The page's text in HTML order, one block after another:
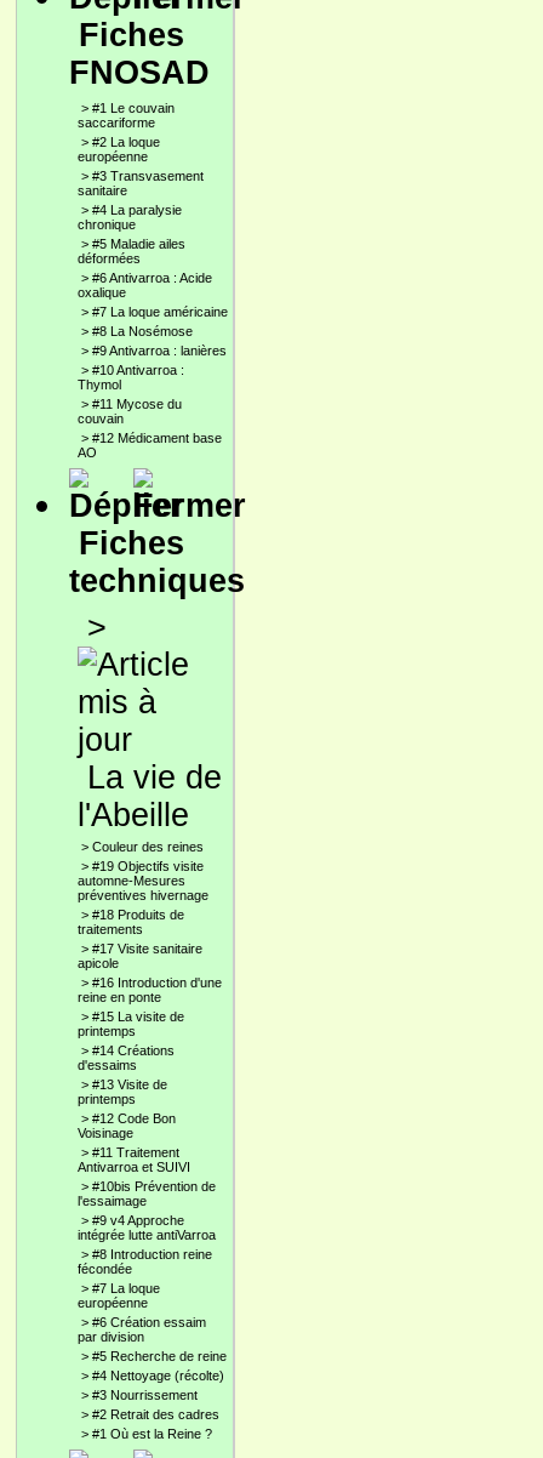
Fiches
FNOSAD
> #1 Le couvain
saccariforme
> #2 La loque
européenne
> #3 Transvasement
sanitaire
> #4 La paralysie
chronique
> #5 Maladie ailes
déformées
> #6 Antivarroa : Acide
oxalique
> #7 La loque américaine
> #8 La Nosémose
> #9 Antivarroa : lanières
> #10 Antivarroa :
Thymol
> #11 Mycose du
couvain
> #12 Médicament base
AO
Fiches
techniques
>
La vie de
l'Abeille
> Couleur des reines
> #19 Objectifs visite
automne-Mesures
préventives hivernage
> #18 Produits de
traitements
> #17 Visite sanitaire
apicole
> #16 Introduction d'une
reine en ponte
> #15 La visite de
printemps
> #14 Créations
d'essaims
> #13 Visite de
printemps
> #12 Code Bon
Voisinage
> #11 Traitement
Antivarroa et SUIVI
> #10bis Prévention de
l'essaimage
> #9 v4 Approche
intégrée lutte antiVarroa
> #8 Introduction reine
fécondée
> #7 La loque
européenne
> #6 Création essaim
par division
> #5 Recherche de reine
> #4 Nettoyage (récolte)
> #3 Nourrissement
> #2 Retrait des cadres
> #1 Où est la Reine ?